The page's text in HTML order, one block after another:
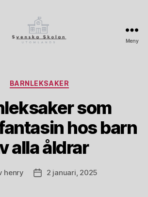
Meny
Kategorier
BARNLEKSAKER
som
hos barn
alla åldrar
henry Inläggsdatum
2 januari, 2025